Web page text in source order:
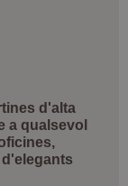
d'alta
a qualsevol